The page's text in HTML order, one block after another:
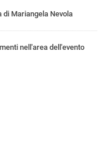
Mariangela Nevola
nell'area dell'evento